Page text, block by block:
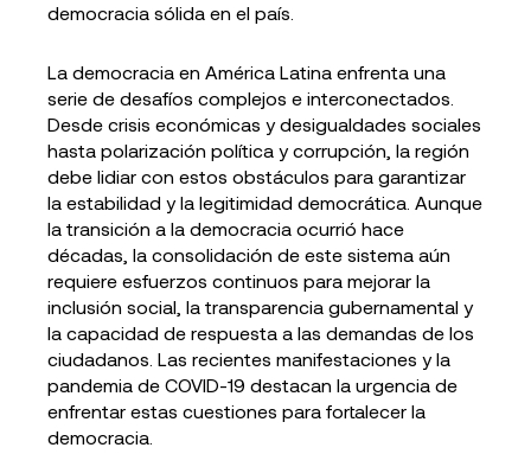
democracia sólida en el país.
La democracia en América Latina enfrenta una
serie de desafíos complejos e interconectados.
Desde crisis económicas y desigualdades sociales
hasta polarización política y corrupción, la región
debe lidiar con estos obstáculos para garantizar
la estabilidad y la legitimidad democrática. Aunque
la transición a la democracia ocurrió hace
décadas, la consolidación de este sistema aún
requiere esfuerzos continuos para mejorar la
inclusión social, la transparencia gubernamental y
la capacidad de respuesta a las demandas de los
ciudadanos. Las recientes manifestaciones y la
pandemia de COVID-19 destacan la urgencia de
enfrentar estas cuestiones para fortalecer la
democracia.